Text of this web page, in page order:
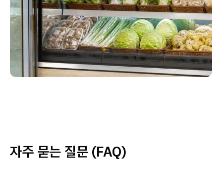
자주 묻는 질문 (FAQ)